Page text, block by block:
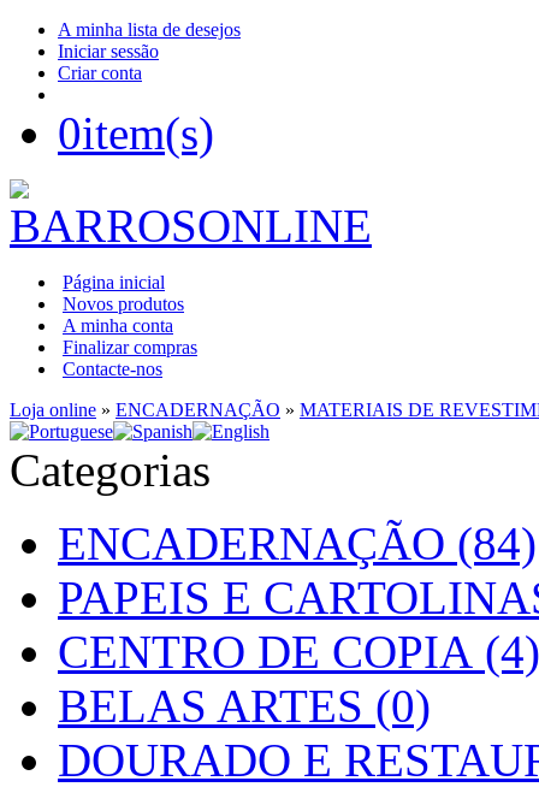
A minha lista de desejos
Iniciar sessão
Criar conta
0item(s)
Página inicial
Novos produtos
A minha conta
Finalizar compras
Contacte-nos
Loja online » ENCADERNAÇÃO » MATERIAIS DE
Categorias
ENCADERNAÇÃO (84)
PAPEIS E
CENTRO DE COPIA (4)
BELAS ARTES (0)
DOURADO E